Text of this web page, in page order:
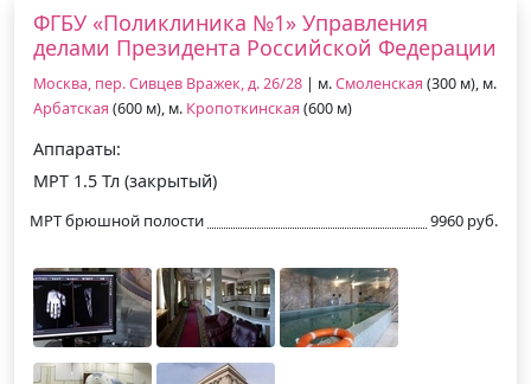
ФГБУ «Поликлиника №1» Управления
делами Президента Российской Федерации
Москва, пер. Сивцев Вражек, д. 26/28 | м.Смоленская (300 м), м.
Арбатская (600 м), м. Кропоткинская (600 м)
Аппараты:
МРТ 1.5 Тл (закрытый)
МРТ брюшной полости 9960 руб.